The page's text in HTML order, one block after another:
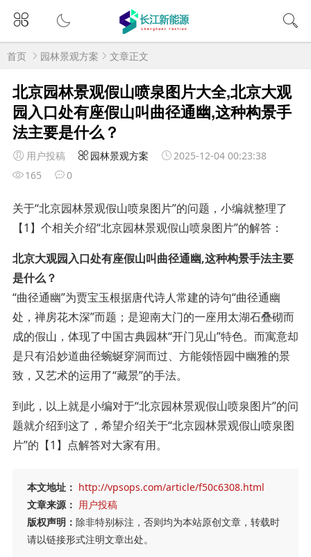
首页 园林景观方案 文章正文
北京园林景观假山喷泉图片大全,北京大观
园入口处有座假山叫曲径通幽,这种构景手
法主要是什么？
用户投稿 园林景观方案
2025-12-04 00:23:38
165
0
关于“北京园林景观假山喷泉图片”的问题，小编就整理了
【1】个相关介绍“北京园林景观假山喷泉图片”的解答：
北京大观园入口处有座假山叫曲径通幽,这种构景手法主要
是什么？
“曲径通幽”为贾宝玉根据唐代诗人常建的诗句“曲径通幽
处，禅房花木深”而题；是迎南大门的一座用太湖石叠砌而
成的假山，体现了中国古典园林“开门见山”特色。而寓意却
是只有沿妙道曲径蜿蜒穿洞而过、方能领悟园中幽雅的景
致，又艺术的运用了“藏景”的手法。
到此，以上就是小编对于“北京园林景观假山喷泉图片”的问
题就介绍到这了，希望介绍关于“北京园林景观假山喷泉图
片”的【1】点解答对大家有用。
本文地址： http://vpsops.com/article/f50c6308.html
文章来源： 用户投稿
版权声明： 除非特别标注，否则均为本站原创文章，转载时
请以链接形式注明文章出处。